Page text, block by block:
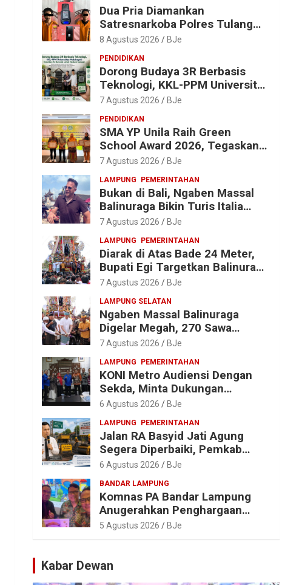
Dua Pria Diamankan
Satresnarkoba Polres Tulang
Bawang, Sabu 0,85 Gram dan
8 Agustus 2026 BJe
PENDIDIKAN
Dorong Budaya 3R Berbasis
Teknologi, KKL-PPM Universitas
Malahayati Kenalkan AI Barcode
7 Agustus 2026 BJe
PENDIDIKAN
SMA YP Unila Raih Green
School Award 2026, Tegaskan
Komitmen Wujudkan Sekolah
7 Agustus 2026 BJe
LAMPUNG PEMERINTAHAN
Bukan di Bali, Ngaben Massal
Balinuraga Bikin Turis Italia
Terpukau, Puluhan Ribu Orang
7 Agustus 2026 BJe
LAMPUNG PEMERINTAHAN
Diarak di Atas Bade 24 Meter,
Bupati Egi Targetkan Balinuraga
Jadi Desa Wisata Budaya 2027
7 Agustus 2026 BJe
LAMPUNG SELATAN
Ngaben Massal Balinuraga
Digelar Megah, 270 Sawa
Diantar dalam Tradisi Suci yang
7 Agustus 2026 BJe
LAMPUNG PEMERINTAHAN
KONI Metro Audiensi Dengan
Sekda, Minta Dukungan
Anggaran Jelang Porprov X
6 Agustus 2026 BJe
LAMPUNG PEMERINTAHAN
Jalan RA Basyid Jati Agung
Segera Diperbaiki, Pemkab
Lampung Selatan Alokasikan
6 Agustus 2026 BJe
BANDAR LAMPUNG
Komnas PA Bandar Lampung
Anugerahkan Penghargaan
kepada Kombes Pol. Alfret
Jacob Tilukay
5 Agustus 2026 BJe
Kabar Dewan